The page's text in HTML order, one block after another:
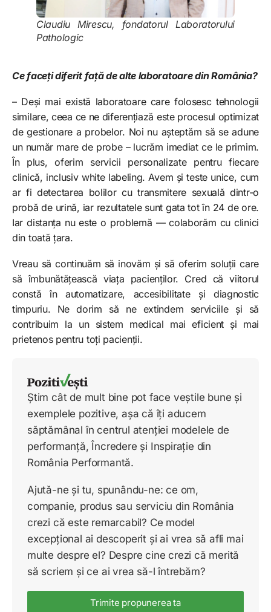
Claudiu Mirescu, fondatorul Laboratorului
Pathologic
Ce faceți diferit față de alte laboratoare din România?
– Deși mai există laboratoare care folosesc tehnologii
similare, ceea ce ne diferențiază este procesul optimizat
de gestionare a probelor. Noi nu așteptăm să se adune
un număr mare de probe – lucrăm imediat ce le primim.
În plus, oferim servicii personalizate pentru fiecare
clinică, inclusiv white labeling. Avem și teste unice, cum
ar fi detectarea bolilor cu transmitere sexuală dintr-o
probă de urină, iar rezultatele sunt gata tot în 24 de ore.
Iar distanța nu este o problemă — colaborăm cu clinici
din toată țara.
Vreau să continuăm să inovăm și să oferim soluții care
să îmbunătățească viața pacienților. Cred că viitorul
constă în automatizare, accesibilitate și diagnostic
timpuriu. Ne dorim să ne extindem serviciile și să
contribuim la un sistem medical mai eficient și mai
prietenos pentru toți pacienții.
Știm cât de mult bine pot face veștile bune și
exemplele pozitive, așa că îți aducem
săptămânal în centrul atenției modelele de
performanță, Încredere și Inspirație din
România Performantă.
Ajută-ne și tu, spunându-ne: ce om,
companie, produs sau serviciu din România
crezi că este remarcabil? Ce model
excepțional ai descoperit și ai vrea să afli mai
multe despre el? Despre cine crezi că merită
să scriem și ce ai vrea să-l întrebăm?
Trimite propunerea ta